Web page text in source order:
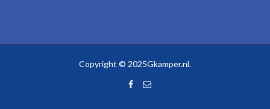
Copyright © 2025Gkamper.nl.